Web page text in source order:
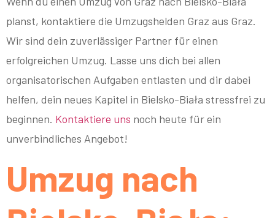
planst, kontaktiere die Umzugshelden Graz aus Graz.
Wir sind dein zuverlässiger Partner für einen
erfolgreichen Umzug. Lasse uns dich bei allen
organisatorischen Aufgaben entlasten und dir dabei
helfen, dein neues Kapitel in Bielsko-Biała stressfrei zu
beginnen. Kontaktiere uns noch heute für ein
unverbindliches Angebot!
Umzug nach